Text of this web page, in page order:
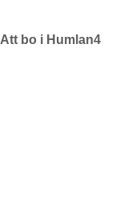
Att bo i Humlan4